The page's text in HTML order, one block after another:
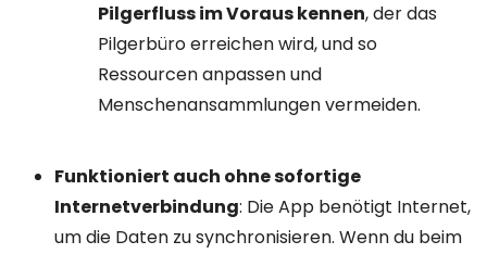
Pilgerfluss im Voraus kennen, der das
Pilgerbüro erreichen wird, und so
Ressourcen anpassen und
Menschenansammlungen vermeiden.
Funktioniert auch ohne sofortige
Internetverbindung: Die App benötigt Internet,
um die Daten zu synchronisieren. Wenn du beim